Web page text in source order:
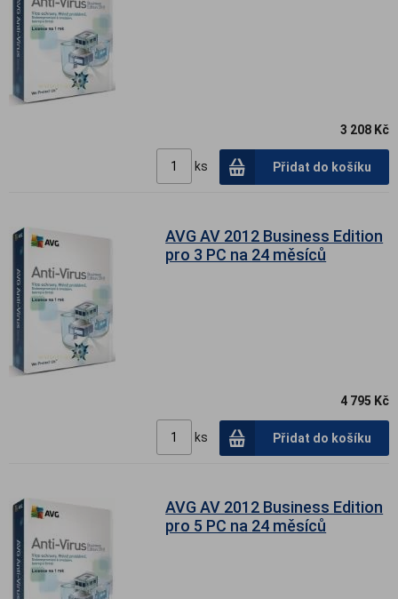
3 208 Kč
ks Přidat do košíku
AVG AV 2012 Business Edition
pro 3 PC na 24 měsíců
4 795 Kč
ks Přidat do košíku
AVG AV 2012 Business Edition
pro 5 PC na 24 měsíců